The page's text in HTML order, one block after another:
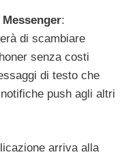
:
di scambiare
senza costi
di testo che
push agli altri
arriva alla